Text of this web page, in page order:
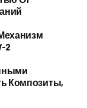
2
Композиты,